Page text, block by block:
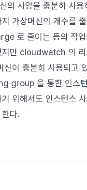
의 사양을 충분히 사용
가상머신의 개수를
로 줄이는 등의 작
지만 cloudwatch 의 리
신이 충분히 사용되고
group 을 통한 인스
위해서도 인스턴스
다.